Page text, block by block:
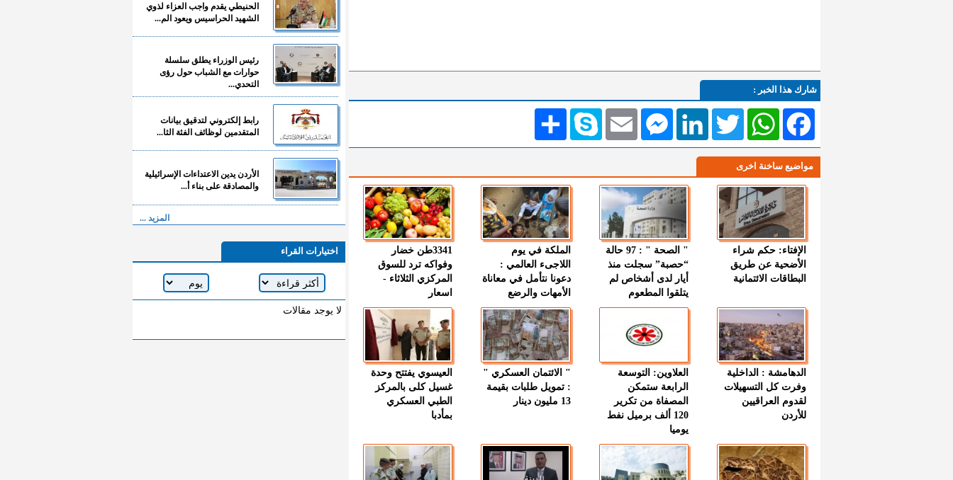
شارك هذا الخبر :
انشر Skype EmailMessengerLinkedIn TwitterWhatsAppFacebook
مواضيع ساخنة اخرى
الإفتاء: حكم شراء
الأضحية عن طريق
البطاقات الائتمانية
" الصحة " : 97 حالة
“حصبة” سجلت منذ
أيار لدى أشخاص لم
يتلقوا المطعوم
الملكة في يوم
اللاجىء العالمي :
دعونا نتأمل في معاناة
الأمهات والرضع
3341طن خضار
وفواكه ترد للسوق
المركزي الثلاثاء -
اسعار
الدهامشة : الداخلية
وفرت كل التسهيلات
لقدوم العراقيين
للأردن
العلاوين: التوسعة
الرابعة ستمكن
المصفاة من تكرير
120 ألف برميل نفط
يوميا
" الائتمان العسكري "
: تمويل طلبات بقيمة
13 مليون دينار
العيسوي يفتتح وحدة
غسيل كلى بالمركز
الطبي العسكري
بمأدبا
الحنيطي يقدم واجب العزاء لذوي
الشهيد الحراسيس ويعود الم...
رئيس الوزراء يطلق سلسلة
حوارات مع الشباب حول رؤى
التحدي...
رابط إلكتروني لتدقيق بيانات
المتقدمين لوظائف الفئة الثا...
الأردن يدين الاعتداءات الإسرائيلية
والمصادقة على بناء أ...
المزيد ...
اختيارات القراء
لا يوجد مقالات